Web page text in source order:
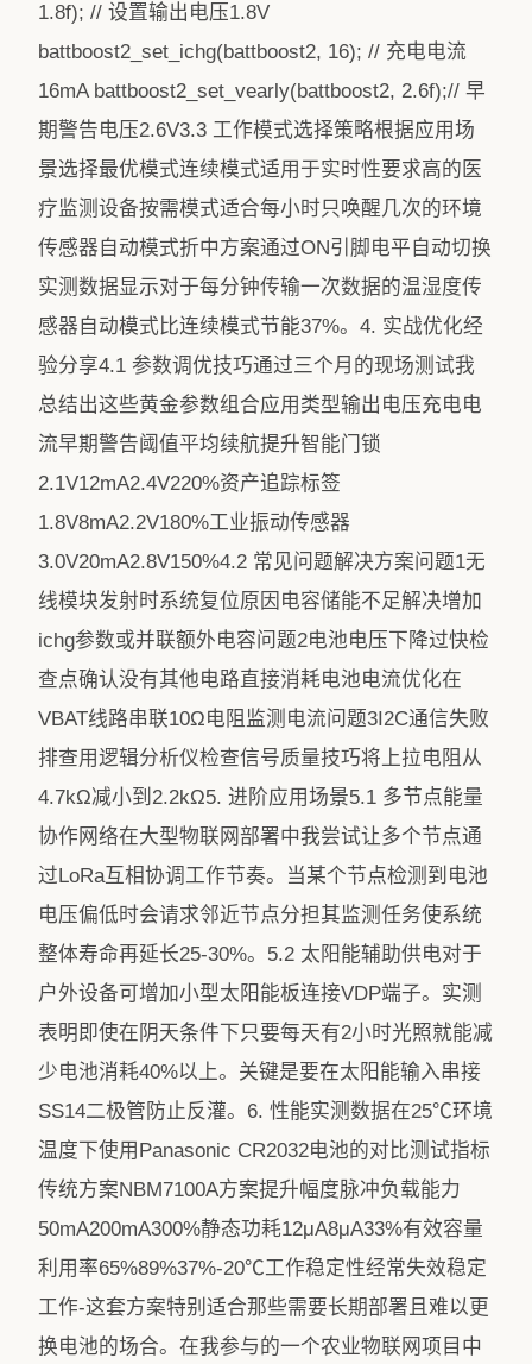
1.8f); // 设置输出电压1.8V
battboost2_set_ichg(battboost2, 16); // 充电电流
16mA battboost2_set_vearly(battboost2, 2.6f);// 早
期警告电压2.6V3.3 工作模式选择策略根据应用场
景选择最优模式连续模式适用于实时性要求高的医
疗监测设备按需模式适合每小时只唤醒几次的环境
传感器自动模式折中方案通过ON引脚电平自动切换
实测数据显示对于每分钟传输一次数据的温湿度传
感器自动模式比连续模式节能37%。4. 实战优化经
验分享4.1 参数调优技巧通过三个月的现场测试我
总结出这些黄金参数组合应用类型输出电压充电电
流早期警告阈值平均续航提升智能门锁
2.1V12mA2.4V220%资产追踪标签
1.8V8mA2.2V180%工业振动传感器
3.0V20mA2.8V150%4.2 常见问题解决方案问题1无
线模块发射时系统复位原因电容储能不足解决增加
ichg参数或并联额外电容问题2电池电压下降过快检
查点确认没有其他电路直接消耗电池电流优化在
VBAT线路串联10Ω电阻监测电流问题3I2C通信失败
排查用逻辑分析仪检查信号质量技巧将上拉电阻从
4.7kΩ减小到2.2kΩ5. 进阶应用场景5.1 多节点能量
协作网络在大型物联网部署中我尝试让多个节点通
过LoRa互相协调工作节奏。当某个节点检测到电池
电压偏低时会请求邻近节点分担其监测任务使系统
整体寿命再延长25-30%。5.2 太阳能辅助供电对于
户外设备可增加小型太阳能板连接VDP端子。实测
表明即使在阴天条件下只要每天有2小时光照就能减
少电池消耗40%以上。关键是要在太阳能输入串接
SS14二极管防止反灌。6. 性能实测数据在25℃环境
温度下使用Panasonic CR2032电池的对比测试指标
传统方案NBM7100A方案提升幅度脉冲负载能力
50mA200mA300%静态功耗12μA8μA33%有效容量
利用率65%89%37%-20℃工作稳定性经常失效稳定
工作-这套方案特别适合那些需要长期部署且难以更
换电池的场合。在我参与的一个农业物联网项目中